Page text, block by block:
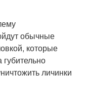
обычные
которые
личинки